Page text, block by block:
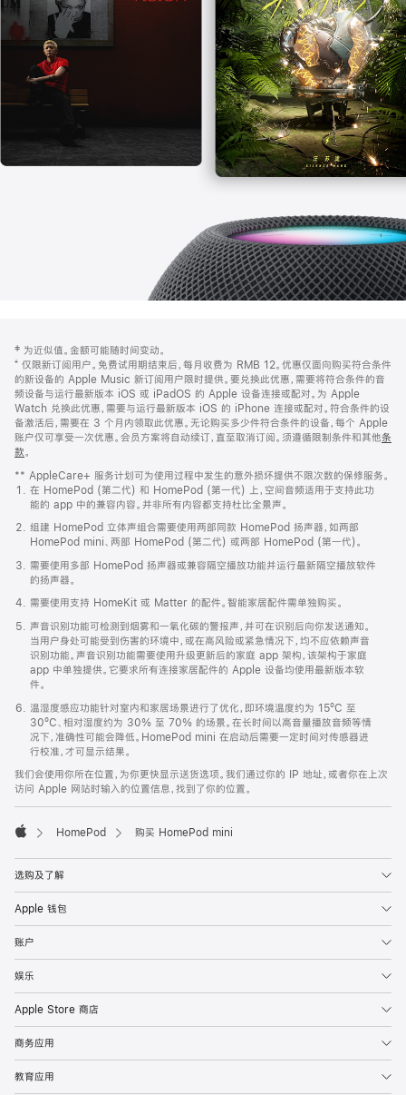
打
开)
页
页
脚
注
‡ 为近似值。金额可能随时间变动。
⁺ 仅限新订阅用户。免费试用期结束后，每月收费为 RMB 12。优惠仅面向购买符合条件
的新设备的 Apple Music 新订阅用户限时提供。要兑换此优惠，需要将符合条件的音
频设备与运行最新版本 iOS 或 iPadOS 的 Apple 设备连接或配对。为 Apple
Watch 兑换此优惠，需要与运行最新版本 iOS 的 iPhone 连接或配对。符合条件的设
备激活后，需要在 3 个月内领取此优惠。无论购买多少件符合条件的设备，每个 Apple
账户仅可享受一次优惠。会员方案将自动续订，直至取消订阅。须遵循限制条件和其他条
款。
窗
口
中
打
开)
** AppleCare+ 服务计划可为使用过程中发生的意外损坏提供不限次数的保修服务。
在 HomePod (第二代) 和 HomePod (第一代) 上，空间音频适用于支持此功
能的 app 中的兼容内容。并非所有内容都支持杜比全景声。
组建 HomePod 立体声组合需要使用两部同款 HomePod 扬声器，如两部
HomePod mini、两部 HomePod (第二代) 或两部 HomePod (第一代)。
需要使用多部 HomePod 扬声器或兼容隔空播放功能并运行最新隔空播放软件
的扬声器。
需要使用支持 HomeKit 或 Matter 的配件。智能家居配件需单独购买。
声音识别功能可检测到烟雾和一氧化碳的警报声，并可在识别后向你发送通知。
当用户身处可能受到伤害的环境中，或在高风险或紧急情况下，均不应依赖声音
识别功能。声音识别功能需要使用升级更新后的家庭 app 架构，该架构于家庭
app 中单独提供。它要求所有连接家居配件的 Apple 设备均使用最新版本软
件。
温湿度感应功能针对室内和家居场景进行了优化，即环境温度约为 15ºC 至
30ºC、相对湿度约为 30% 至 70% 的场景。在长时间以高音量播放音频等情
况下，准确性可能会降低。HomePod mini 在启动后需要一定时间对传感器进
行校准，才可显示结果。
我们会使用你所在位置，为你更快显示送货选项。我们通过你的 IP 地址，或者你在上次
访问 Apple 网站时输入的位置信息，找到了你的位置。
HomePod 购买 HomePod mini
选购及了解
Apple 钱包
账户
娱乐
Apple Store 商店
商务应用
教育应用